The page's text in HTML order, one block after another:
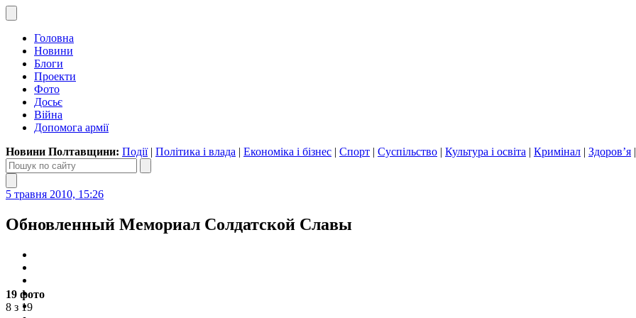
Головна
Новини
Блоги
Проекти
Фото
Досьє
Війна
Допомога армії
Новини Полтавщини: Події| Політика і влада | Економіка і бізнес | Спорт | Суспільство | Культура і освіта | Кримінал | Здоров’я |
5 травня 2010, 15:26
Обновленный Мемориал Солдатской Славы
19 фото
8 з 19